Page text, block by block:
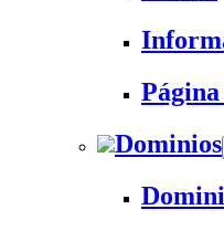
Dominios